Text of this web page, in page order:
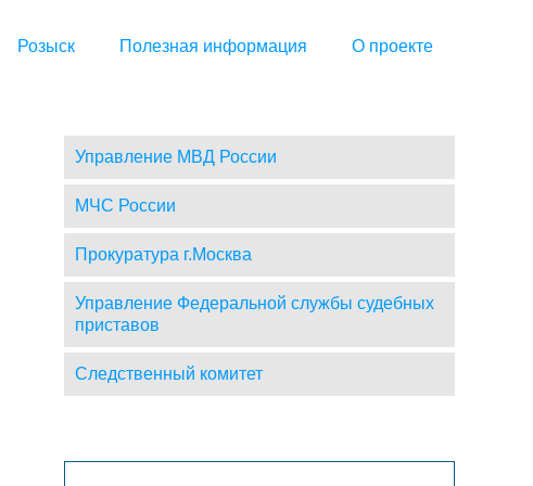
Розыск Полезная информация О проекте
Управление МВД России
МЧС России
Прокуратура г.Москва
Управление Федеральной службы судебных
приставов
Следственный комитет